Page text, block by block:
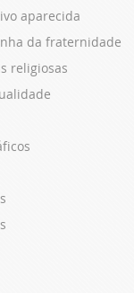
aparecida
da fraternidade
religiosas